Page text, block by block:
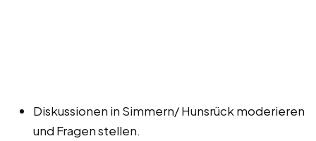
Diskussionen in Simmern/ Hunsrück moderieren
und Fragen stellen.